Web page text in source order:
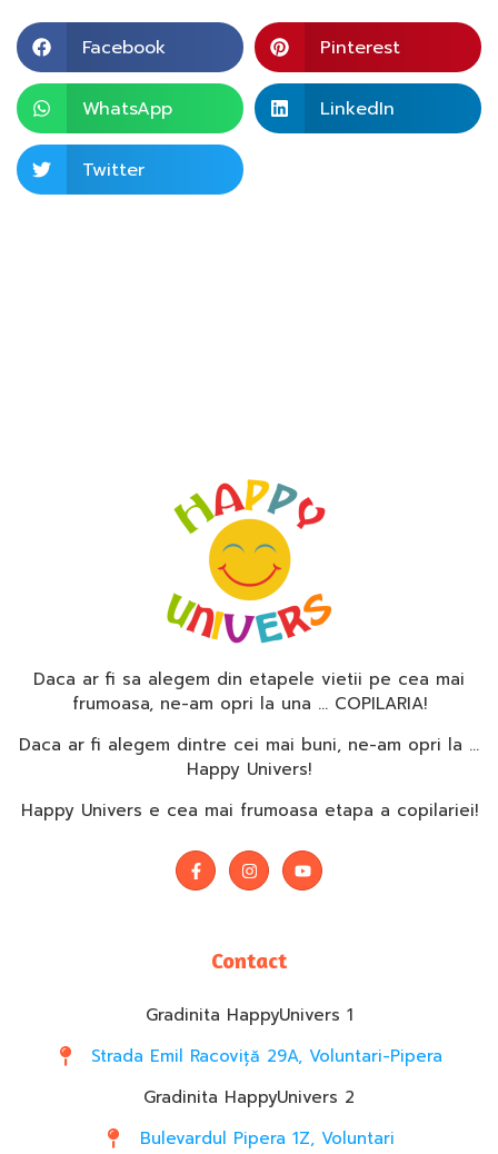
Facebook Pinterest
WhatsApp LinkedIn
Twitter
Daca ar fi sa alegem din etapele vietii pe cea mai
frumoasa, ne-am opri la una … COPILARIA!
Daca ar fi alegem dintre cei mai buni, ne-am opri la …
Happy Univers!
Happy Univers e cea mai frumoasa etapa a copilariei!
Contact
Gradinita HappyUnivers 1
Strada Emil Racoviță 29A, Voluntari-Pipera
Gradinita HappyUnivers 2
Bulevardul Pipera 1Z, Voluntari